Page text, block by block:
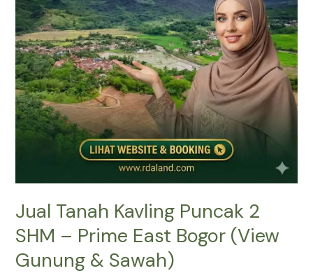
Jual Tanah Kavling Puncak 2
SHM – Prime East Bogor (View
Gunung & Sawah)
–
Prime
East
Bogor
(View
Gunung
&
Sawah)